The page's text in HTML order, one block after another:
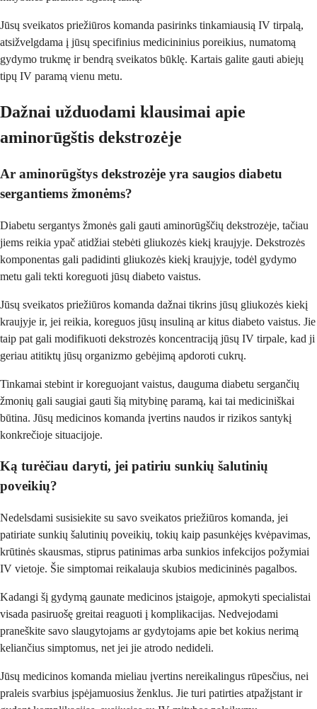
Jūsų sveikatos priežiūros komanda pasirinks tinkamiausią IV tirpalą,
atsižvelgdama į jūsų specifinius medicininius poreikius, numatomą
gydymo trukmę ir bendrą sveikatos būklę. Kartais galite gauti abiejų
tipų IV paramą vienu metu.
Dažnai užduodami klausimai apie
aminorūgštis dekstrozėje
Ar aminorūgštys dekstrozėje yra saugios diabetu
sergantiems žmonėms?
Diabetu sergantys žmonės gali gauti aminorūgščių dekstrozėje, tačiau
jiems reikia ypač atidžiai stebėti gliukozės kiekį kraujyje. Dekstrozės
komponentas gali padidinti gliukozės kiekį kraujyje, todėl gydymo
metu gali tekti koreguoti jūsų diabeto vaistus.
Jūsų sveikatos priežiūros komanda dažnai tikrins jūsų gliukozės kiekį
kraujyje ir, jei reikia, koreguos jūsų insuliną ar kitus diabeto vaistus. Jie
taip pat gali modifikuoti dekstrozės koncentraciją jūsų IV tirpale, kad ji
geriau atitiktų jūsų organizmo gebėjimą apdoroti cukrų.
Tinkamai stebint ir koreguojant vaistus, dauguma diabetu sergančių
žmonių gali saugiai gauti šią mitybinę paramą, kai tai mediciniškai
būtina. Jūsų medicinos komanda įvertins naudos ir rizikos santykį
konkrečioje situacijoje.
Ką turėčiau daryti, jei patiriu sunkių šalutinių
poveikių?
Nedelsdami susisiekite su savo sveikatos priežiūros komanda, jei
patiriate sunkių šalutinių poveikių, tokių kaip pasunkėjęs kvėpavimas,
krūtinės skausmas, stiprus patinimas arba sunkios infekcijos požymiai
IV vietoje. Šie simptomai reikalauja skubios medicininės pagalbos.
Kadangi šį gydymą gaunate medicinos įstaigoje, apmokyti specialistai
visada pasiruošę greitai reaguoti į komplikacijas. Nedvejodami
praneškite savo slaugytojams ar gydytojams apie bet kokius nerimą
keliančius simptomus, net jei jie atrodo nedideli.
Jūsų medicinos komanda mieliau įvertins nereikalingus rūpesčius, nei
praleis svarbius įspėjamuosius ženklus. Jie turi patirties atpažįstant ir